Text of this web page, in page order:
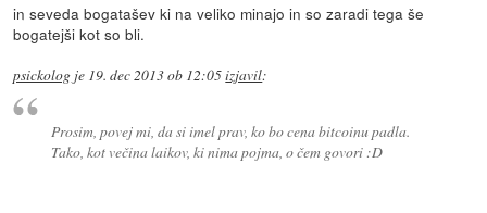
in seveda bogatašev ki na veliko minajo in so zaradi tega še
bogatejši kot so bli.
psickolog je 19. dec 2013 ob 12:05izjavil:
Prosim, povej mi, da si imel prav, ko bo cena bitcoinu padla.
Tako, kot večina laikov, ki nima pojma, o čem govori :D